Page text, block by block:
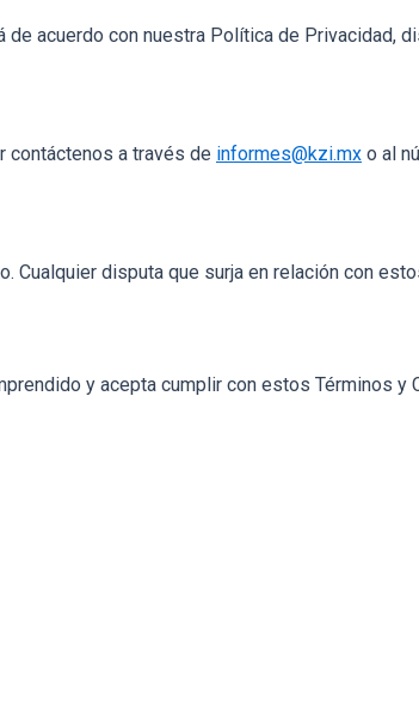
acuerdo con nuestra Política de Privacidad,
contáctenos a través de informes@kzi.mx o al
disputa que surja en relación con
y acepta cumplir con estos Términos y